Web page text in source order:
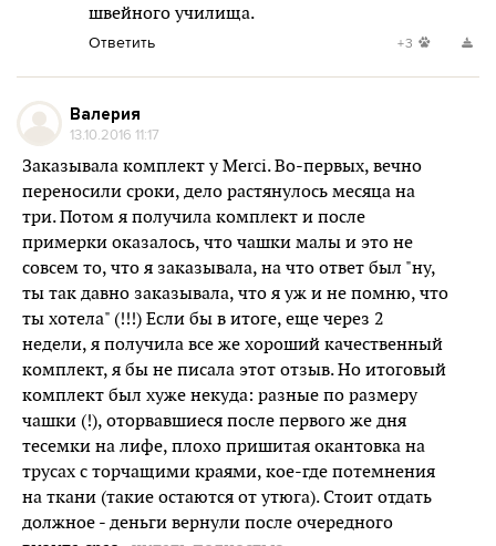
швейного училища.
Ответить +3
Валерия
13.10.2016 11:17
Заказывала комплект у Merci. Во-первых, вечно
переносили сроки, дело растянулось месяца на
три. Потом я получила комплект и после
примерки оказалось, что чашки малы и это не
совсем то, что я заказывала, на что ответ был "ну,
ты так давно заказывала, что я уж и не помню, что
ты хотела" (!!!) Если бы в итоге, еще через 2
недели, я получила все же хороший качественный
комплект, я бы не писала этот отзыв. Но итоговый
комплект был хуже некуда: разные по размеру
чашки (!), оторвавшиеся после первого же дня
тесемки на лифе, плохо пришитая окантовка на
трусах с торчащими краями, кое-где потемнения
на ткани (такие остаются от утюга). Стоит отдать
должное - деньги вернули после очередного